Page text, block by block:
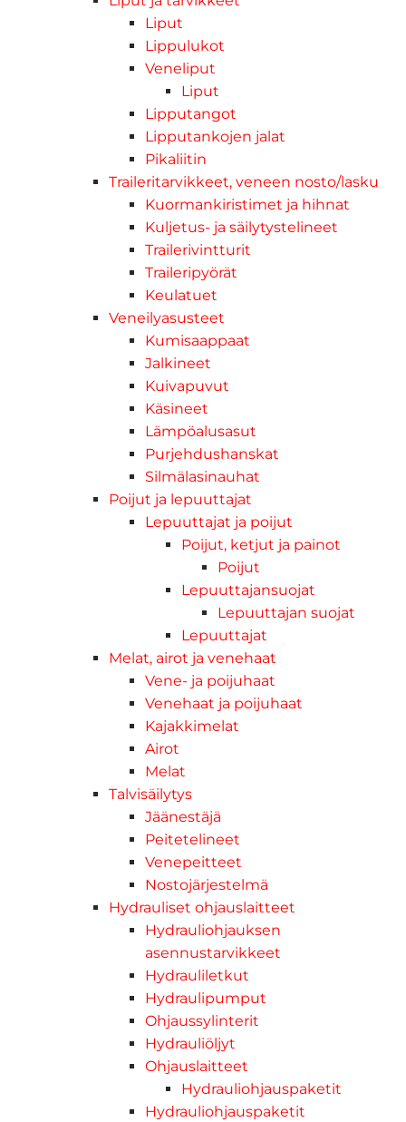
Liput
Lippulukot
Veneliput
Liput
Lipputangot
Lipputankojen jalat
Pikaliitin
Traileritarvikkeet, veneen nosto/lasku
Kuormankiristimet ja hihnat
Kuljetus- ja säilytystelineet
Trailerivintturit
Traileripyörät
Keulatuet
Veneilyasusteet
Kumisaappaat
Jalkineet
Kuivapuvut
Käsineet
Lämpöalusasut
Purjehdushanskat
Silmälasinauhat
Poijut ja lepuuttajat
Lepuuttajat ja poijut
Poijut, ketjut ja painot
Poijut
Lepuuttajansuojat
Lepuuttajan suojat
Lepuuttajat
Melat, airot ja venehaat
Vene- ja poijuhaat
Venehaat ja poijuhaat
Kajakkimelat
Airot
Melat
Talvisäilytys
Jäänestäjä
Peitetelineet
Venepeitteet
Nostojärjestelmä
Hydrauliset ohjauslaitteet
Hydrauliohjauksen
asennustarvikkeet
Hydrauliletkut
Hydraulipumput
Ohjaussylinterit
Hydrauliöljyt
Ohjauslaitteet
Hydrauliohjauspaketit
Hydrauliohjauspaketit